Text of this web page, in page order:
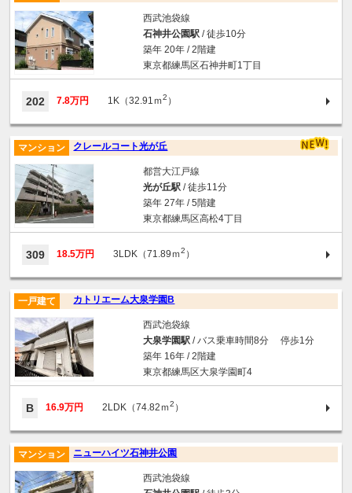
西武池袋線
石神井公園駅/ 徒歩10分
築年 20年 / 2階建
東京都練馬区石神井町1丁目
202 7.8万円 1K（32.91ｍ2 ）
クレールコート光が丘
マンション
都営大江戸線
光が丘駅/ 徒歩11分
築年 27年 / 5階建
東京都練馬区高松4丁目
309 18.5万円 3LDK（71.89ｍ2 ）
カトリエーム大泉学園B
一戸建て
西武池袋線
大泉学園駅/ バス乗車時間8分 停歩1分
築年 16年 / 2階建
東京都練馬区大泉学園町4
B 16.9万円 2LDK（74.82ｍ2 ）
ニューハイツ石神井公園
マンション
西武池袋線